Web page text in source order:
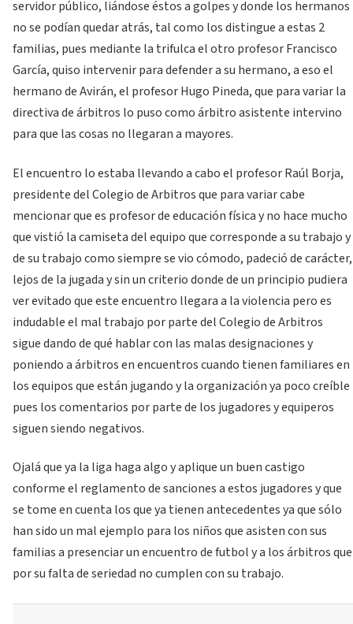
servidor público, liándose éstos a golpes y donde los hermanos
no se podían quedar atrás, tal como los distingue a estas 2
familias, pues mediante la trifulca el otro profesor Francisco
García, quiso intervenir para defender a su hermano, a eso el
hermano de Avirán, el profesor Hugo Pineda, que para variar la
directiva de árbitros lo puso como árbitro asistente intervino
para que las cosas no llegaran a mayores.
El encuentro lo estaba llevando a cabo el profesor Raúl Borja,
presidente del Colegio de Arbitros que para variar cabe
mencionar que es profesor de educación física y no hace mucho
que vistió la camiseta del equipo que corresponde a su trabajo y
de su trabajo como siempre se vio cómodo, padeció de carácter,
lejos de la jugada y sin un criterio donde de un principio pudiera
ver evitado que este encuentro llegara a la violencia pero es
indudable el mal trabajo por parte del Colegio de Arbitros
sigue dando de qué hablar con las malas designaciones y
poniendo a árbitros en encuentros cuando tienen familiares en
los equipos que están jugando y la organización ya poco creíble
pues los comentarios por parte de los jugadores y equiperos
siguen siendo negativos.
Ojalá que ya la liga haga algo y aplique un buen castigo
conforme el reglamento de sanciones a estos jugadores y que
se tome en cuenta los que ya tienen antecedentes ya que sólo
han sido un mal ejemplo para los niños que asisten con sus
familias a presenciar un encuentro de futbol y a los árbitros que
por su falta de seriedad no cumplen con su trabajo.